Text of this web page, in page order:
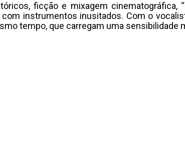
ficção e mixagem
instrumentos inusitados. Com o
tempo, que carregam uma sensibilidade